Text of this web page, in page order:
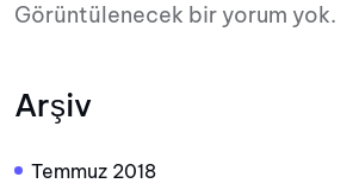
Görüntülenecek bir yorum yok.
Arşiv
Temmuz 2018